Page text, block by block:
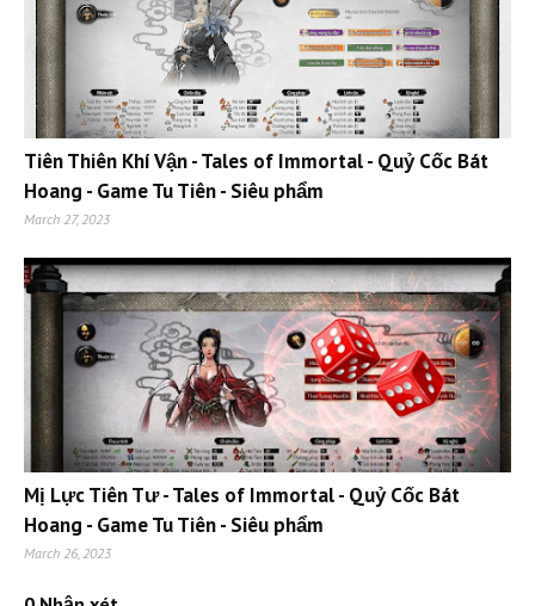
Tiên Thiên Khí Vận - Tales of Immortal - Quỷ Cốc Bát
Hoang - Game Tu Tiên - Siêu phẩm
March 27, 2023
Mị Lực Tiên Tư - Tales of Immortal - Quỷ Cốc Bát
Hoang - Game Tu Tiên - Siêu phẩm
March 26, 2023